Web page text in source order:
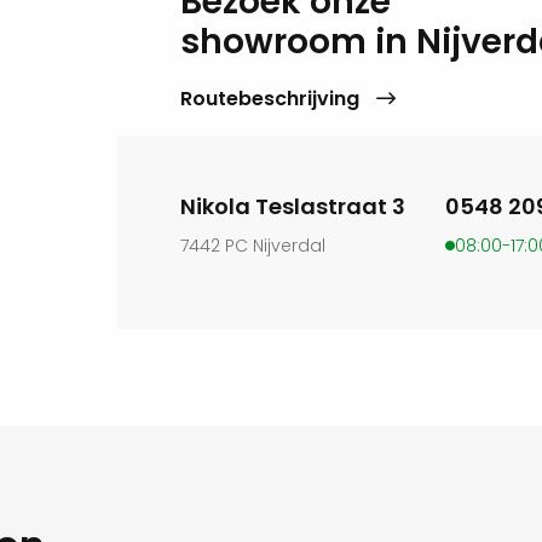
tijdens de winterdagen
showroom in
Routebeschrijving
Nikola Teslastraat 3
7442 PC Nijverdal
0548
08:00-